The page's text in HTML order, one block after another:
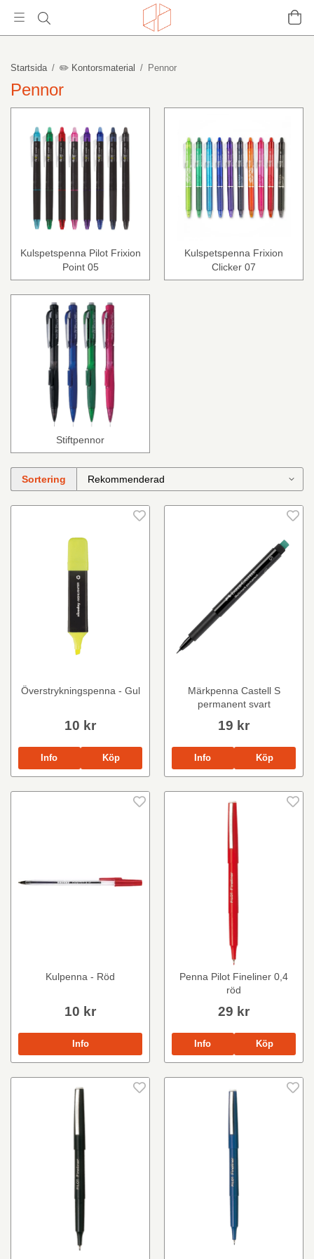
Startsida / ✏️ Kontorsmaterial / Pennor
Pennor
Kulspetspenna Pilot Frixion
Point 05
Kulspetspenna Frixion
Clicker 07
Stiftpennor
Sortering
Överstrykningspenna - Gul
10 kr
Info Köp
Märkpenna Castell S
permanent svart
19 kr
Info Köp
Kulpenna - Röd
10 kr
Info
Penna Pilot Fineliner 0,4
röd
29 kr
Info Köp